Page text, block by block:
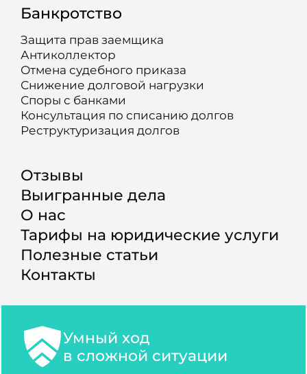
Банкротство
Защита прав заемщика
Антиколлектор
Отмена судебного приказа
Снижение долговой нагрузки
Споры с банками
Консультация по списанию долгов
Реструктуризация долгов
Отзывы
Выигранные дела
О нас
Тарифы на юридические услуги
Полезные статьи
Контакты
Умный ход
в сложной ситуации